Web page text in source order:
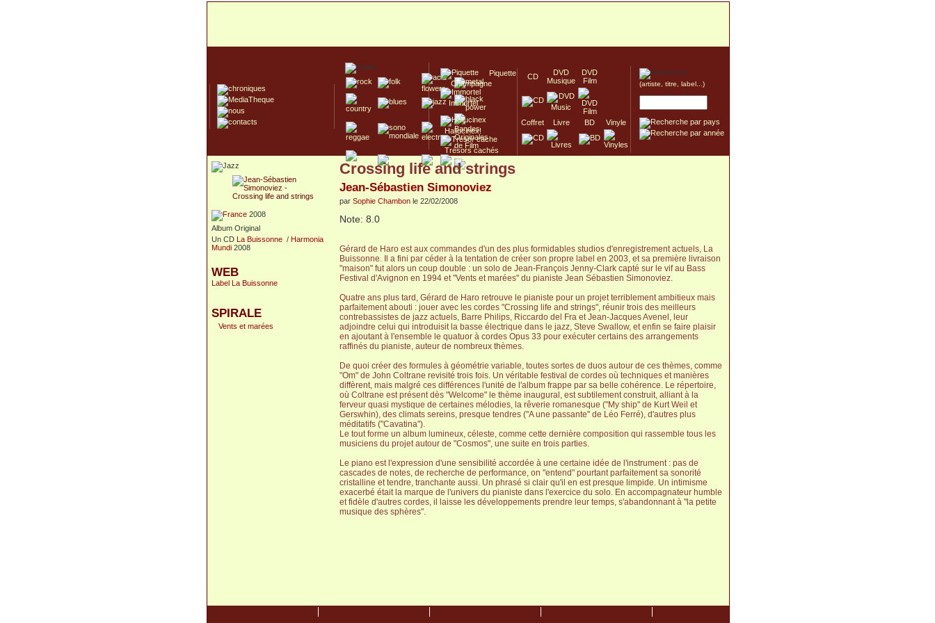
Piquette
Champagne
Immortel
Hallucinex!
Trésors cachés
Culte/Collector
CD
DVD
Musique
DVD
Film
Coffret Livre BD Vinyle
(artiste, titre, label...)
2008
Album Original
Un CD La Buissonne / Harmonia
Mundi 2008
WEB
Label La Buissonne
SPIRALE
Vents et marées
Crossing life and strings
Jean-Sébastien Simonoviez
par Sophie Chambon le 22/02/2008
Note: 8.0
Gérard de Haro est aux commandes d'un des plus formidables studios d'enregistrement actuels, La
Buissonne. Il a fini par céder à la tentation de créer son propre label en 2003, et sa première livraison
"maison" fut alors un coup double : un solo de Jean-François Jenny-Clark capté sur le vif au Bass
Festival d'Avignon en 1994 et "Vents et marées" du pianiste Jean Sébastien Simonoviez.
Quatre ans plus tard, Gérard de Haro retrouve le pianiste pour un projet terriblement ambitieux mais
parfaitement abouti : jouer avec les cordes "Crossing life and strings", réunir trois des meilleurs
contrebassistes de jazz actuels, Barre Philips, Riccardo del Fra et Jean-Jacques Avenel, leur
adjoindre celui qui introduisit la basse électrique dans le jazz, Steve Swallow, et enfin se faire plaisir
en ajoutant à l'ensemble le quatuor à cordes Opus 33 pour exécuter certains des arrangements
raffinés du pianiste, auteur de nombreux thèmes.
De quoi créer des formules à géométrie variable, toutes sortes de duos autour de ces thèmes, comme
"Om" de John Coltrane revisité trois fois. Un véritable festival de cordes où techniques et manières
diffèrent, mais malgré ces différences l'unité de l'album frappe par sa belle cohérence. Le répertoire,
où Coltrane est présent dès "Welcome" le thème inaugural, est subtilement construit, alliant à la
ferveur quasi mystique de certaines mélodies, la rêverie romanesque ("My ship" de Kurt Weil et
Gerswhin), des climats sereins, presque tendres ("A une passante" de Léo Ferré), d'autres plus
méditatifs ("Cavatina").
Le tout forme un album lumineux, céleste, comme cette dernière composition qui rassemble tous les
musiciens du projet autour de "Cosmos", une suite en trois parties.
Le piano est l'expression d'une sensibilité accordée à une certaine idée de l'instrument : pas de
cascades de notes, de recherche de performance, on "entend" pourtant parfaitement sa sonorité
cristalline et tendre, tranchante aussi. Un phrasé si clair qu'il en est presque limpide. Un intimisme
exacerbé était la marque de l'univers du pianiste dans l'exercice du solo. En accompagnateur humble
et fidèle d'autres cordes, il laisse les développements prendre leur temps, s'abandonnant à "la petite
musique des sphères".